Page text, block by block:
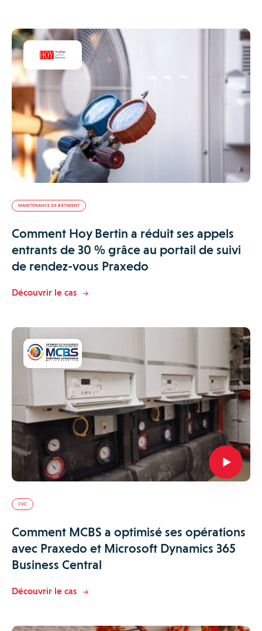
MAINTENANCE DE BÂTIMENT
Comment Hoy Bertin a réduit ses appels
entrants de 30 % grâce au portail de suivi
de rendez-vous Praxedo
Découvrir le cas
CVC
Comment MCBS a optimisé ses opérations
avec Praxedo et Microsoft Dynamics 365
Business Central
Découvrir le cas